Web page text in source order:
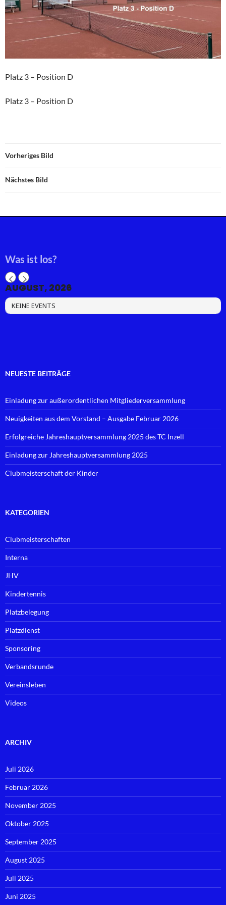
Platz 3 – Position D
Platz 3 – Position D
Vorheriges Bild
Nächstes Bild
Was ist los?
AUGUST, 2026
KEINE EVENTS
NEUESTE BEITRÄGE
Einladung zur außerordentlichen Mitgliederversammlung
Neuigkeiten aus dem Vorstand – Ausgabe Februar 2026
Erfolgreiche Jahreshauptversammlung 2025 des TC Inzell
Einladung zur Jahreshauptversammlung 2025
Clubmeisterschaft der Kinder
KATEGORIEN
Clubmeisterschaften
Interna
JHV
Kindertennis
Platzbelegung
Platzdienst
Sponsoring
Verbandsrunde
Vereinsleben
Videos
ARCHIV
Juli 2026
Februar 2026
November 2025
Oktober 2025
September 2025
August 2025
Juli 2025
Juni 2025